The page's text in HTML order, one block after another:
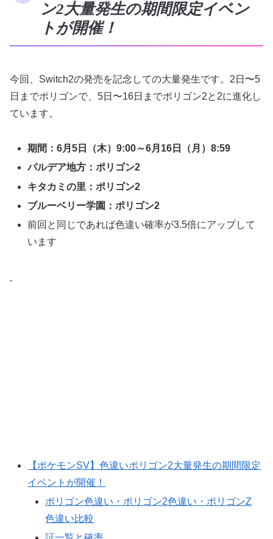
ン2大量発生の期間限定イベン
トが開催！
今回、Switch2の発売を記念しての大量発生です。2日〜5
日までポリゴンで、5日〜16日までポリゴン2と2に進化し
ています。
期間：6月5日（木）9:00～6月16日（月）8:59
パルデア地方：ポリゴン2
キタカミの里：ポリゴン2
ブルーベリー学園：ポリゴン2
前回と同じであれば色違い確率が3.5倍にアップして
います
【ポケモンSV】色違いポリゴン2大量発生の期間限定
イベントが開催！
ポリゴン色違い・ポリゴン2色違い・ポリゴンZ
色違い比較